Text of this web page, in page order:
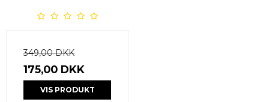
349,00 DKK
175,00 DKK
VIS PRODUKT